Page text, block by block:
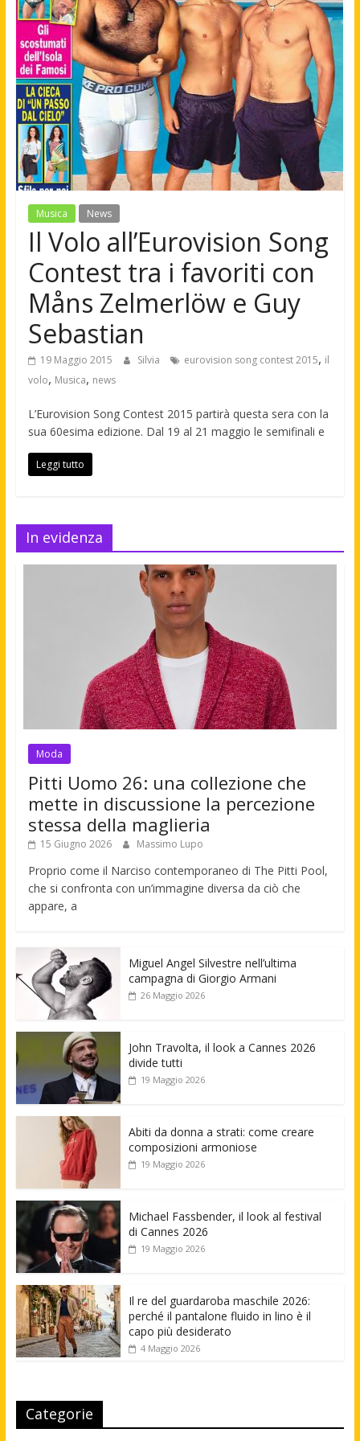
Musica News
Il Volo all’Eurovision Song
Contest tra i favoriti con
Måns Zelmerlöw e Guy
Sebastian
19 Maggio 2015 Silvia eurovision song contest 2015, il
volo, Musica, news
L’Eurovision Song Contest 2015 partirà questa sera con la
sua 60esima edizione. Dal 19 al 21 maggio le semifinali e
Leggi tutto
In evidenza
Moda
Pitti Uomo 26: una collezione che
mette in discussione la percezione
stessa della maglieria
15 Giugno 2026 Massimo Lupo
Proprio come il Narciso contemporaneo di The Pitti Pool,
che si confronta con un’immagine diversa da ciò che
appare, a
Miguel Angel Silvestre nell’ultima
campagna di Giorgio Armani
26 Maggio 2026
John Travolta, il look a Cannes 2026
divide tutti
19 Maggio 2026
Abiti da donna a strati: come creare
composizioni armoniose
19 Maggio 2026
Michael Fassbender, il look al festival
di Cannes 2026
19 Maggio 2026
Il re del guardaroba maschile 2026:
perché il pantalone fluido in lino è il
capo più desiderato
4 Maggio 2026
Categorie